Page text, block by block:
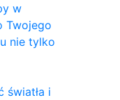
w
Twojego
nie tylko
światła i